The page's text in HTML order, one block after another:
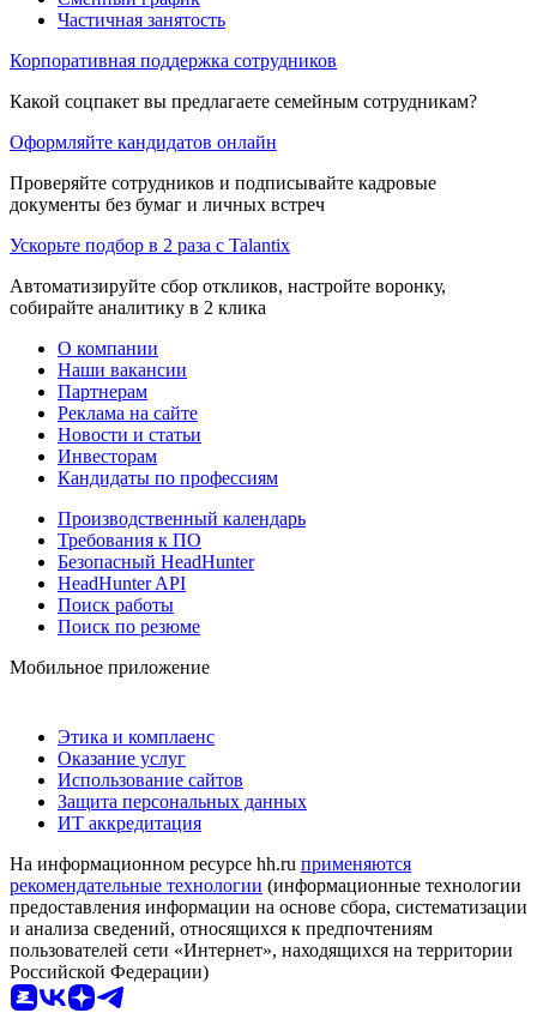
Частичная занятость
Корпоративная поддержка сотрудников
Какой соцпакет вы предлагаете семейным сотрудникам?
Оформляйте кандидатов онлайн
Проверяйте сотрудников и подписывайте кадровые
документы без бумаг и личных встреч
Ускорьте подбор в 2 раза с Talantix
Автоматизируйте сбор откликов, настройте воронку,
собирайте аналитику в 2 клика
О компании
Наши вакансии
Партнерам
Реклама на сайте
Новости и статьи
Инвесторам
Кандидаты по профессиям
Производственный календарь
Требования к ПО
Безопасный HeadHunter
HeadHunter API
Поиск работы
Поиск по резюме
Мобильное приложение
Этика и комплаенс
Оказание услуг
Использование сайтов
Защита персональных данных
ИТ аккредитация
На информационном ресурсе hh.ru применяются
рекомендательные технологии (информационные технологии
предоставления информации на основе сбора, систематизации
и анализа сведений, относящихся к предпочтениям
пользователей сети «Интернет», находящихся на территории
Российской Федерации)